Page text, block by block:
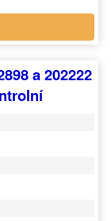
a 202222